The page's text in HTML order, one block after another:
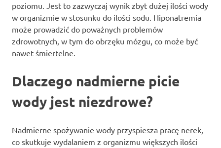
poziomu. Jest to zazwyczaj wynik zbyt dużej ilości wody
w organizmie w stosunku do ilości sodu. Hiponatremia
może prowadzić do poważnych problemów
zdrowotnych, w tym do obrzęku mózgu, co może być
nawet śmiertelne.
Dlaczego nadmierne picie
wody jest niezdrowe?
Nadmierne spożywanie wody przyspiesza pracę nerek,
co skutkuje wydalaniem z organizmu większych ilości